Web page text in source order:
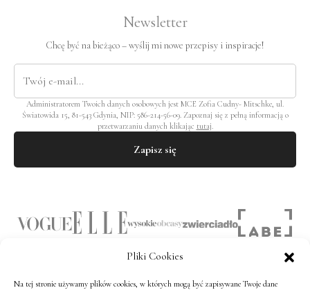
Pliki Cookies
Na tej stronie używamy plików cookies, w których mogą być zapisywane Twoje dane
Newsletter
Chcę być na bieżąco – wyślij mi nowe przepisy i inspiracje!
Administratorem Twoich danych osobowych jest MCE Zofia Cudny- Mitschke, ul.
Światowida 15, 81-543 Gdynia, NIP: 586-214-56-09. Zapoznaj się z pełną informacją o
przetwarzaniu danych klikając tutaj
Zapisz się